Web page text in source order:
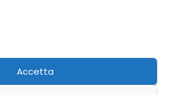
Accetta
da Terra Autentica